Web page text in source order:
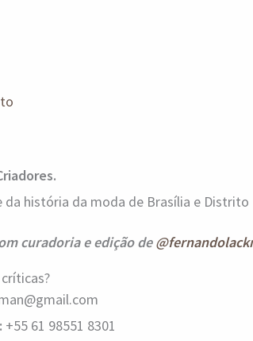
da história da moda de Brasília e Distrito
curadoria e edição de
+55 61 98551 8301